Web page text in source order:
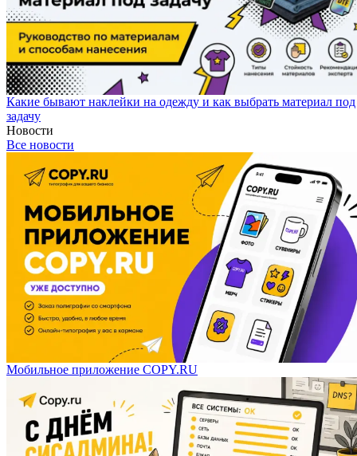
Какие бывают наклейки на одежду и как выбрать материал под
задачу
Новости
Все новости
Мобильное приложение COPY.RU